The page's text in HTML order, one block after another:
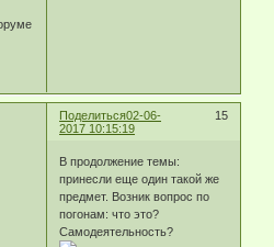
Поделиться 15
02-06-
2017 10:15:19
В продолжение темы:
принесли еще один такой же
предмет. Возник вопрос по
погонам: что это?
Самодеятельность?